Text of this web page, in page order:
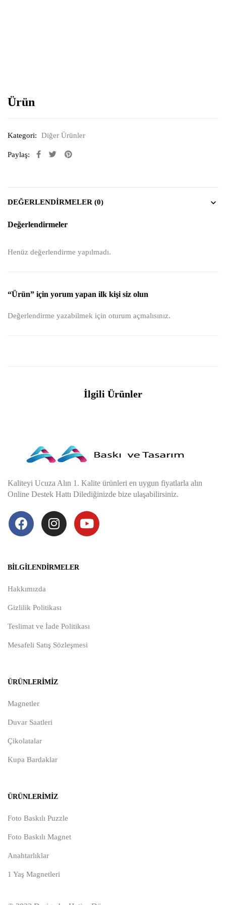
Ürün
Kategori: Diğer Ürünler
Paylaş:
DEĞERLENDIRMELER (0)
Değerlendirmeler
Henüz değerlendirme yapılmadı.
“Ürün” için yorum yapan ilk kişi siz olun
Değerlendirme yazabilmek için oturum açmalısınız.
İlgili Ürünler
Kaliteyi Ucuza Alın 1. Kalite ürünleri en uygun fiyatlarla alın
Online Destek Hattı Dilediğinizde bize ulaşabilirsiniz.
BILGILENDIRMELER
Hakkımızda
Gizlilik Politikası
Teslimat ve İade Politikası
Mesafeli Satış Sözleşmesi
ÜRÜNLERIMIZ
Magnetler
Duvar Saatleri
Çikolatalar
Kupa Bardaklar
ÜRÜNLERIMIZ
Foto Baskılı Puzzle
Foto Baskılı Magnet
Anahtarlıklar
1 Yaş Magnetleri